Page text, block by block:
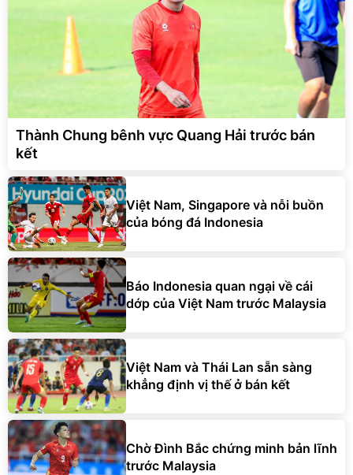
Thành Chung bênh vực Quang Hải trước bán
kết
Việt Nam, Singapore và nỗi buồn
của bóng đá Indonesia
Báo Indonesia quan ngại về cái
dớp của Việt Nam trước Malaysia
Việt Nam và Thái Lan sẵn sàng
khẳng định vị thế ở bán kết
Chờ Đình Bắc chứng minh bản lĩnh
trước Malaysia